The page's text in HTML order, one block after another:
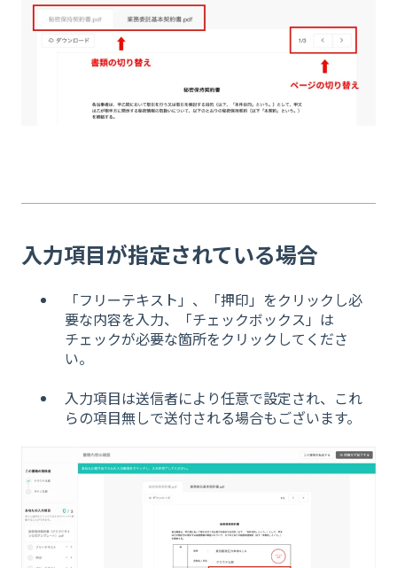
入力項目が指定されている場合
「フリーテキスト」、「押印」をクリックし必
要な内容を入力、「チェックボックス」は
チェックが必要な箇所をクリックしてくださ
い。
入力項目は送信者により任意で設定され、これ
らの項目無しで送付される場合もございます。